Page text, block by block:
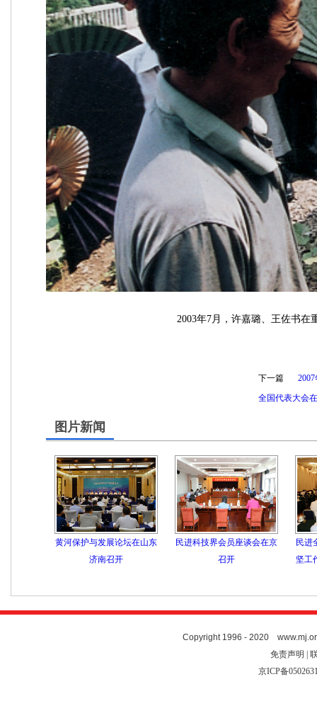
2003年7月，许嘉璐、王佐书在
下一篇
全国代表大会
图片新闻
黄河保护与发展论坛在山东
济南召开
民进科技界会员座谈会在京
召开
民进
坚工
Copyright 1996 - 2020
免责声明 |
京ICP备